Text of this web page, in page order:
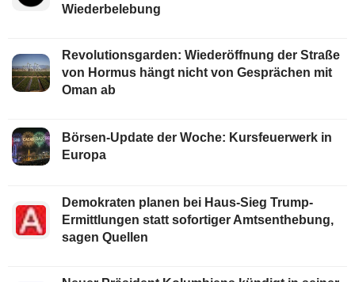
Wiederbelebung
Revolutionsgarden: Wiederöffnung der Straße
von Hormus hängt nicht von Gesprächen mit
Oman ab
Börsen-Update der Woche: Kursfeuerwerk in
Europa
Demokraten planen bei Haus-Sieg Trump-
Ermittlungen statt sofortiger Amtsenthebung,
sagen Quellen